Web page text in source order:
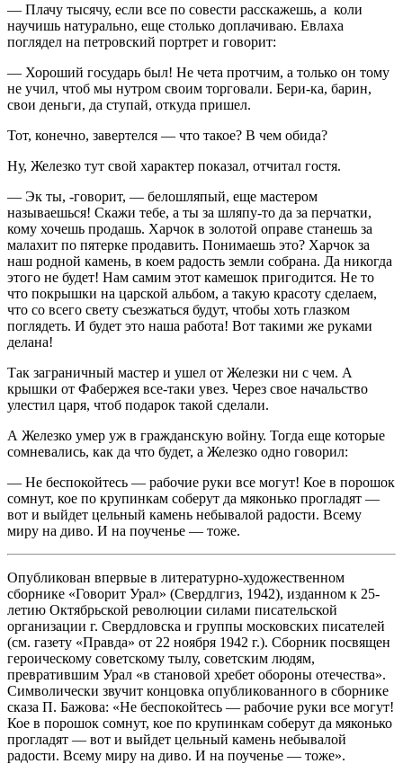
— Плачу тысячу, если все по совести расскажешь, а коли
научишь натурально, еще столько доплачиваю. Евлаха
поглядел на петровский портрет и говорит:
— Хороший государь был! Не чета протчим, а только он тому
не учил, чтоб мы нутром своим торговали. Бери-ка, барин,
свои деньги, да ступай, откуда пришел.
Тот, конечно, завертелся — что такое? В чем обида?
Ну, Железко тут свой характер показал, отчитал гостя.
— Эк ты, -говорит, — белошляпый, еще мастером
называешься! Скажи тебе, а ты за шляпу-то да за перчатки,
кому хочешь продашь. Харчок в золотой оправе станешь за
малахит по пятерке продавить. Понимаешь это? Харчок за
наш родной камень, в коем радость земли собрана. Да никогда
этого не будет! Нам самим этот камешок пригодится. Не то
что покрышки на царской альбом, а такую красоту сделаем,
что со всего свету съезжаться будут, чтобы хоть глазком
поглядеть. И будет это наша работа! Вот такими же руками
делана!
Так заграничный мастер и ушел от Железки ни с чем. А
крышки от Фабержея все-таки увез. Через свое начальство
улестил царя, чтоб подарок такой сделали.
А Железко умер уж в гражданскую войну. Тогда еще которые
сомневались, как да что будет, а Железко одно говорил:
— Не беспокойтесь — рабочие руки все могут! Кое в порошок
сомнут, кое по крупинкам соберут да мяконько прогладят —
вот и выйдет цельный камень небывалой радости. Всему
миру на диво. И на поученье — тоже.
Опубликован впервые в литературно-художественном
сборнике «Говорит Урал» (Свердлгиз, 1942), изданном к 25-
летию Октябрьской революции силами писательской
организации г. Свердловска и группы московских писателей
(см. газету «Правда» от 22 ноября 1942 г.). Сборник посвящен
героическому советскому тылу, советским людям,
превратившим Урал «в становой хребет обороны отечества».
Символически звучит концовка опубликованного в сборнике
сказа П. Бажова: «Не беспокойтесь — рабочие руки все могут!
Кое в порошок сомнут, кое по крупинкам соберут да мяконько
прогладят — вот и выйдет цельный камень небывалой
радости. Всему миру на диво. И на поученье — тоже».